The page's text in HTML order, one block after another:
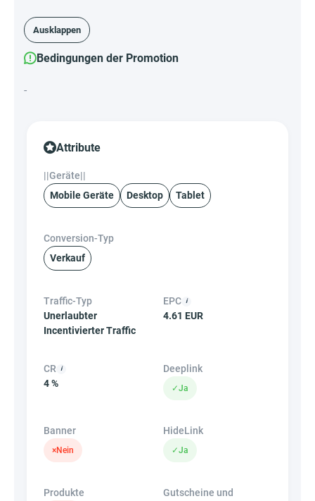
Ausklappen
Bedingungen der Promotion
-
Attribute
||Geräte||
Mobile Geräte
Desktop Tablet
Conversion-Typ
Verkauf
Traffic-Typ
Unerlaubter
Incentivierter Traffic
EPC
4.61 EUR
CR
4 %
Deeplink
✓Ja
Banner
×Nein
HideLink
✓Ja
Produkte
Gutscheine und